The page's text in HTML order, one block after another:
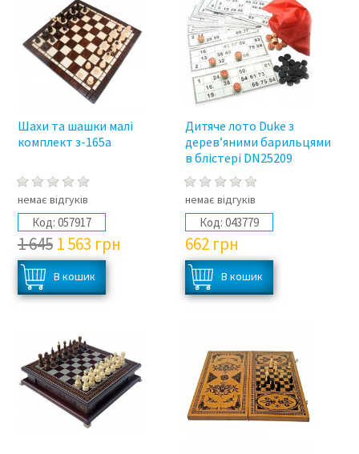
Шахи та шашки малі
комплект з-165а
немає відгуків
Код: 057917
1 6451 563 грн
Дитяче лото Duke з
дерев’яними барильцями
в блістері DN25209
немає відгуків
Код: 043779
662 грн